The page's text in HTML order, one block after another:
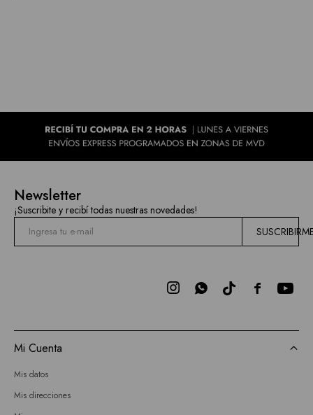
Newsletter
¡Suscribite y recibí todas nuestras novedades!

 
Mi Cuenta
Mis datos
Mis direcciones